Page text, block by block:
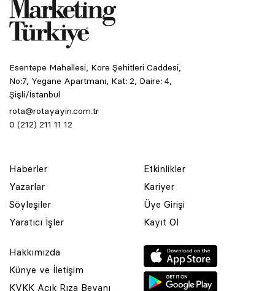
Esentepe Mahallesi, Kore Şehitleri Caddesi,
No:7, Yegane Apartmanı, Kat: 2, Daire: 4,
Şişli/İstanbul
rota@rotayayin.com.tr
0 (212) 211 11 12
Haberler
Yazarlar
Söyleşiler
Yaratıcı İşler
Etkinlikler
Kariyer
Üye Girişi
Kayıt Ol
Hakkımızda
Künye ve İletişim
KVKK Açık Rıza Beyanı